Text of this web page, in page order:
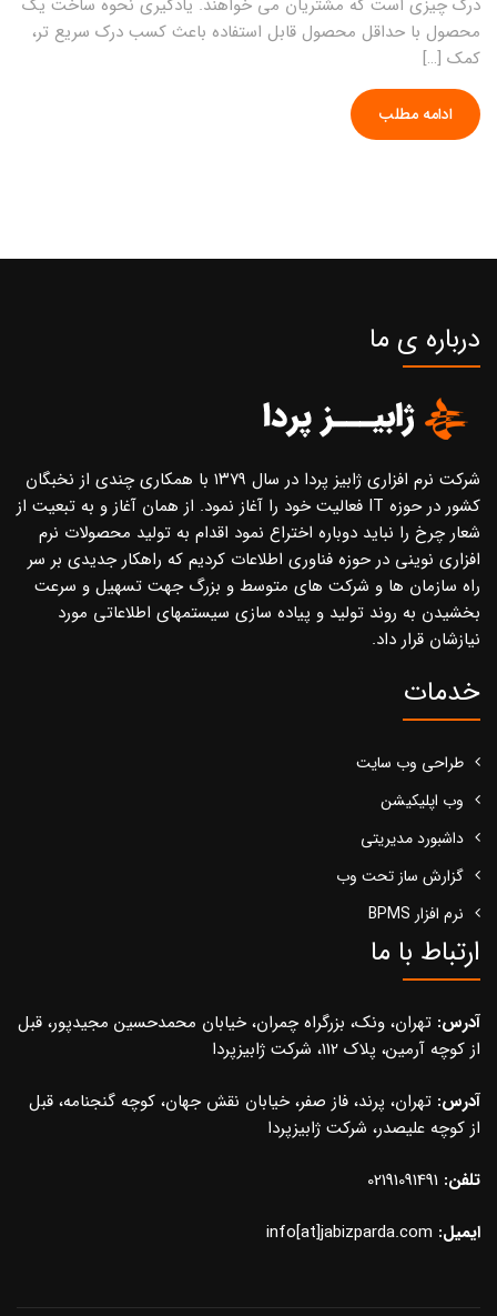
درک چیزی است که مشتریان می خواهند. یادگیری نحوه ساخت یک
محصول با حداقل محصول قابل استفاده باعث کسب درک سریع تر،
کمک […]
ادامه مطلب
درباره ی ما
شرکت نرم افزاری ژابیز پردا در سال ۱۳۷۹ با همکاری چندی از نخبگان
کشور در حوزه IT فعالیت خود را آغاز نمود. از همان آغاز و به تبعیت از
شعار چرخ را نباید دوباره اختراع نمود اقدام به تولید محصولات نرم
افزاری نوینی در حوزه فناوری اطلاعات کردیم که راهکار جدیدی بر سر
راه سازمان ها و شرکت های متوسط و بزرگ جهت تسهیل و سرعت
بخشیدن به روند تولید و پیاده سازی سیستمهای اطلاعاتی مورد
نیازشان قرار داد.
خدمات
طراحی وب سایت
وب اپلیکیشن
داشبورد مدیریتی
گزارش ساز تحت وب
نرم افزار BPMS
ارتباط با ما
آدرس: تهران، ونک، بزرگراه چمران، خیابان محمدحسین مجیدپور، قبل
از کوچه آرمین، پلاک 112، شرکت ژابیزپردا
آدرس: تهران، پرند، فاز صفر، خیابان نقش جهان، کوچه گنجنامه، قبل
از کوچه علیصدر، شرکت ژابیزپردا
تلفن: 02191091491
ایمیل: info[at]jabizparda.com